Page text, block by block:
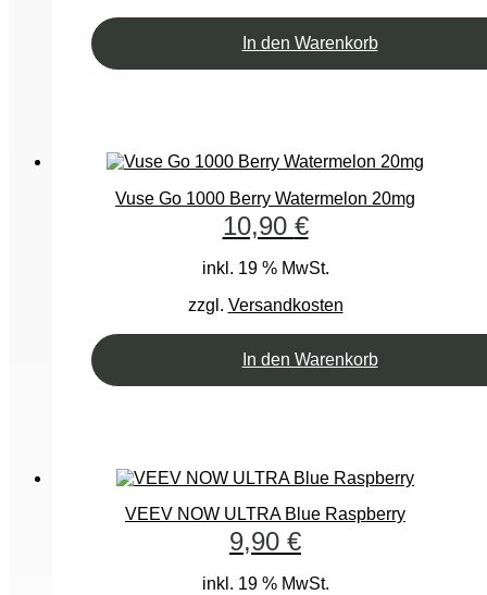
In den Warenkorb
Vuse Go 1000 Berry Watermelon 20mg
10,90 €
inkl. 19 % MwSt.
zzgl. Versandkosten
In den Warenkorb
VEEV NOW ULTRA Blue Raspberry
9,90 €
inkl. 19 % MwSt.